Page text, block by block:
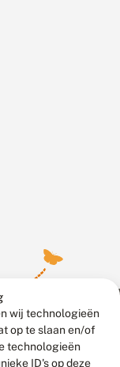
wij technologieën
op te slaan en/of
technologieën
ID's op deze